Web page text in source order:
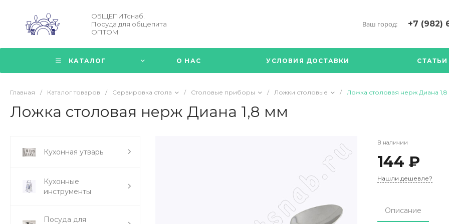
ОБЩЕПИТснаб.
Посуда для общепита
ОПТОМ
Ваш город: +7 (982)
+7 (34376)
г. Богданович,
17.00
КАТАЛОГ О НАС УСЛОВИЯ ДОСТАВКИ СТАТЬИ
Главная / Каталог товаров / Сервировка стола / Столовые приборы / Ложки столовые / Ложка столовая нерж Диана
Ложка столовая нерж Диана 1,8 мм
Кухонная утварь
Кухонные
инструменты
Посуда для
В наличии
144 ₽
Нашли дешевле?
Описание